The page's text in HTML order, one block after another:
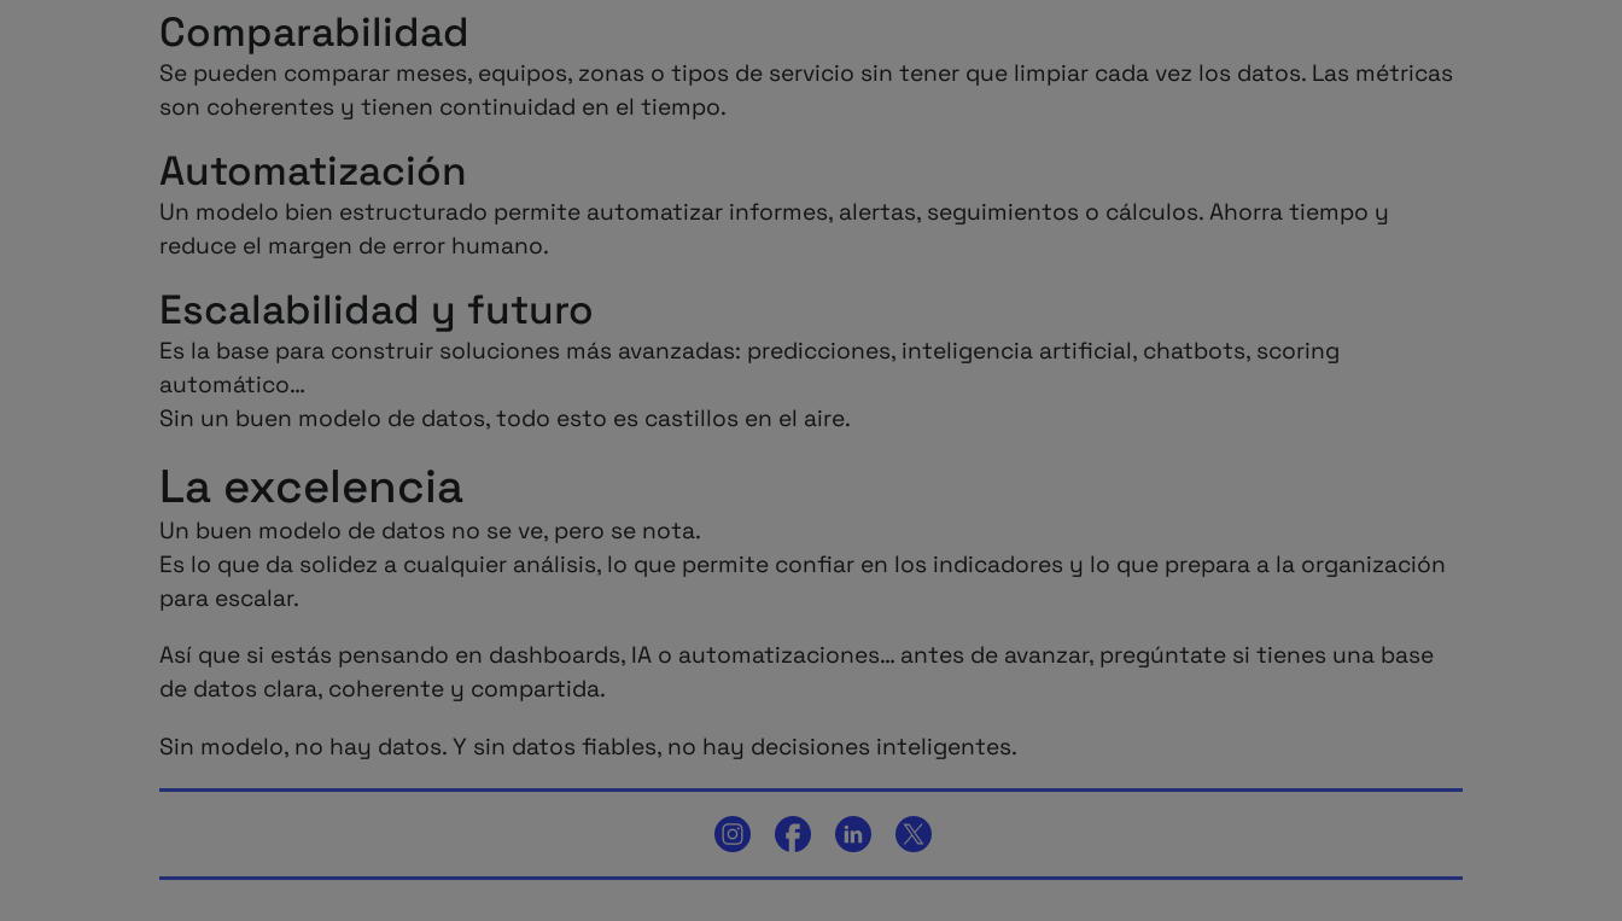
Comparabilidad
Se pueden comparar meses, equipos, zonas o tipos de servicio sin tener que limpiar cada vez los datos. Las métricas
son coherentes y tienen continuidad en el tiempo.
Automatización
Un modelo bien estructurado permite automatizar informes, alertas, seguimientos o cálculos. Ahorra tiempo y
reduce el margen de error humano.
Escalabilidad y futuro
Es la base para construir soluciones más avanzadas: predicciones, inteligencia artificial, chatbots, scoring
automático…
Sin un buen modelo de datos, todo esto es castillos en el aire.
La excelencia
Un buen modelo de datos no se ve, pero se nota.
Es lo que da solidez a cualquier análisis, lo que permite confiar en los indicadores y lo que prepara a la organización
para escalar.
Así que si estás pensando en dashboards, IA o automatizaciones… antes de avanzar, pregúntate si tienes una base
de datos clara, coherente y compartida.
Sin modelo, no hay datos. Y sin datos fiables, no hay decisiones inteligentes.